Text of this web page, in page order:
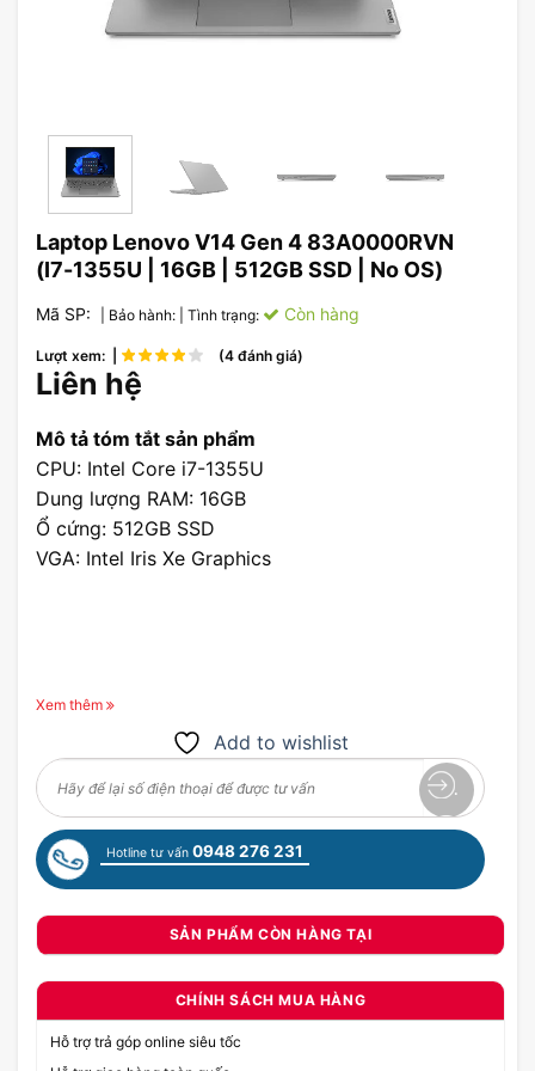
Laptop Lenovo V14 Gen 4 83A0000RVN
(I7-1355U | 16GB | 512GB SSD | No OS)
Mã SP: | Bảo hành: | Tình trạng: Còn hàng
Lượt xem: | (4 đánh giá)
Liên hệ
Mô tả tóm tắt sản phẩm
CPU: Intel Core i7-1355U
Dung lượng RAM: 16GB
Ổ cứng: 512GB SSD
VGA: Intel Iris Xe Graphics
Xem thêm
Add to wishlist
Hotline tư vấn 0948 276 231
SẢN PHẨM CÒN HÀNG TẠI
CHÍNH SÁCH MUA HÀNG
Hỗ trợ trả góp online siêu tốc